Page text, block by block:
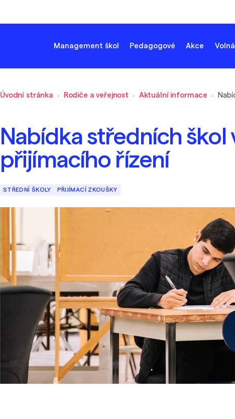
Management škol Pedagogové Akce
Úvodní stránka Rodiče a veřejnost Aktuální informace
Nabídka středních škol
přijímacího řízení
STŘEDNÍ ŠKOLY PŘIJÍMACÍ ZKOUŠKY